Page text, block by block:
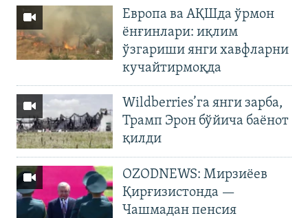
Европа ва АҚШда ўрмон
ёнғинлари: иқлим
ўзгариши янги хавфларни
кучайтирмоқда
Wildberries’га янги зарба,
Трамп Эрон бўйича баёнот
қилди
OZODNEWS: Мирзиёев
Қирғизистонда —
Чашмадан пенсия